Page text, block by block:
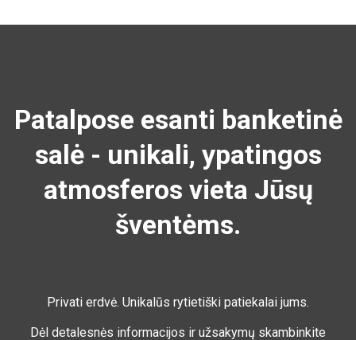
Patalpose esanti banketinė
salė - unikali, ypatingos
atmosferos vieta Jūsų
šventėms.
Privati erdvė. Unikalūs rytietiški patiekalai jums.
Dėl detalesnės informacijos ir užsakymų skambinkite